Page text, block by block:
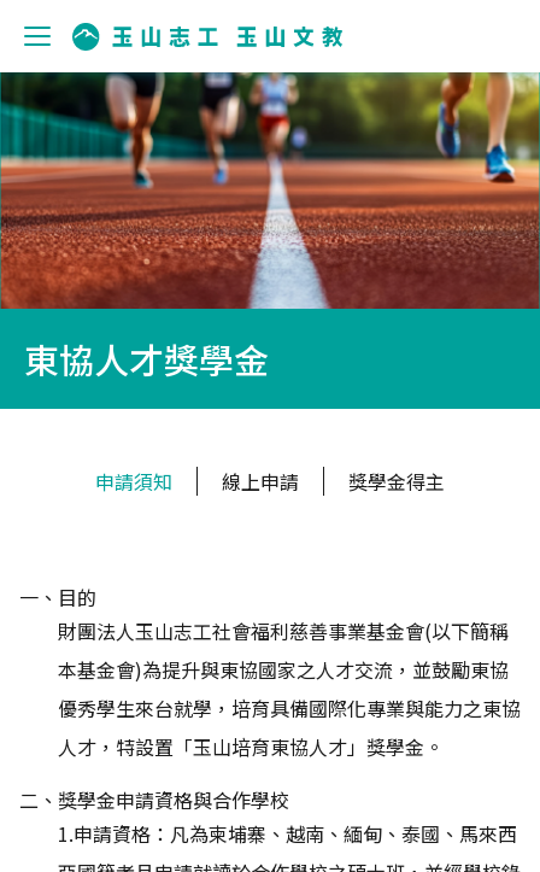
東協人才獎學金
申請須知 線上申請 獎學金得主
一、目的
財團法人玉山志工社會福利慈善事業基金會(以下簡稱
本基金會)為提升與東協國家之人才交流，並鼓勵東協
優秀學生來台就學，培育具備國際化專業與能力之東協
人才，特設置「玉山培育東協人才」獎學金。
二、獎學金申請資格與合作學校
1.申請資格：凡為柬埔寨、越南、緬甸、泰國、馬來西